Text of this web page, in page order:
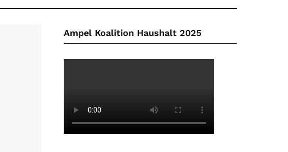
Ampel Koalition Haushalt 2025